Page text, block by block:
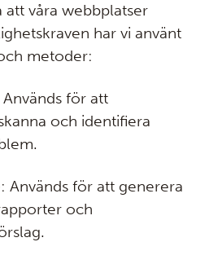
att våra webbplatser
har vi använt
metoder:
Används för att
och identifiera
: Används för att generera
och